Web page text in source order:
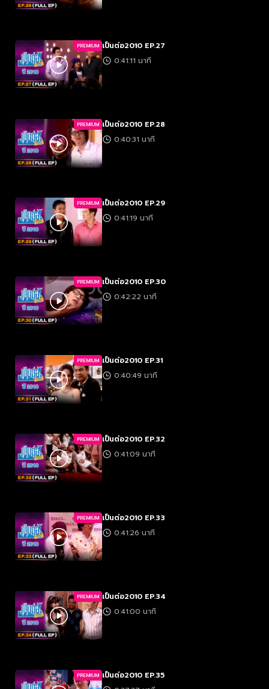
PREMIUM เป็นต่อ2010 EP.27
0:41:11 นาที
PREMIUM เป็นต่อ2010 EP.28
0:40:31 นาที
PREMIUM เป็นต่อ2010 EP.29
0:41:19 นาที
PREMIUM เป็นต่อ2010 EP.30
0:42:22 นาที
PREMIUM เป็นต่อ2010 EP.31
0:40:49 นาที
PREMIUM เป็นต่อ2010 EP.32
0:41:09 นาที
PREMIUM เป็นต่อ2010 EP.33
0:41:26 นาที
PREMIUM เป็นต่อ2010 EP.34
0:41:00 นาที
PREMIUM เป็นต่อ2010 EP.35